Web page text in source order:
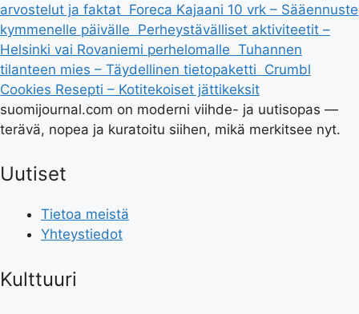
arvostelut ja faktat Foreca Kajaani 10 vrk – Sääennuste
kymmenelle päivälle Perheystävälliset aktiviteetit –
Helsinki vai Rovaniemi perhelomalle Tuhannen
tilanteen mies – Täydellinen tietopaketti Crumbl
Cookies Resepti – Kotitekoiset jättikeksit
suomijournal.com on moderni viihde- ja uutisopas —
terävä, nopea ja kuratoitu siihen, mikä merkitsee nyt.
Uutiset
Tietoa meistä
Yhteystiedot
Kulttuuri